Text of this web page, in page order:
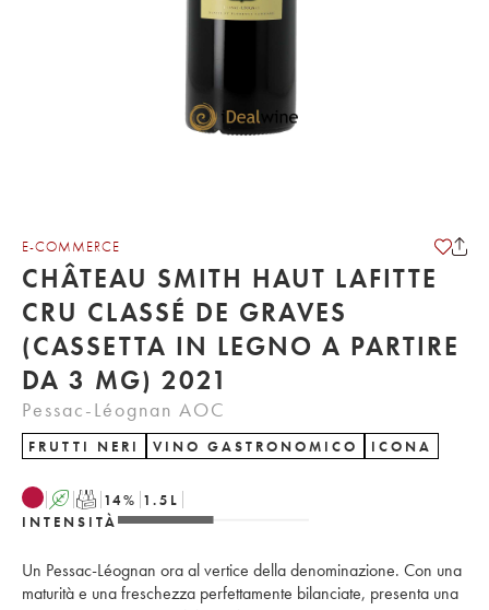
E-COMMERCE
CHÂTEAU SMITH HAUT LAFITTE
CRU CLASSÉ DE GRAVES
(CASSETTA IN LEGNO A PARTIRE
DA 3 MG) 2021
Pessac-Léognan AOC
FRUTTI NERI VINO GASTRONOMICO ICONA
A T 14% 1.5 L
INTENSITÀ
Un Pessac-Léognan ora al vertice della denominazione. Con una
maturità e una freschezza perfettamente bilanciate, presenta una